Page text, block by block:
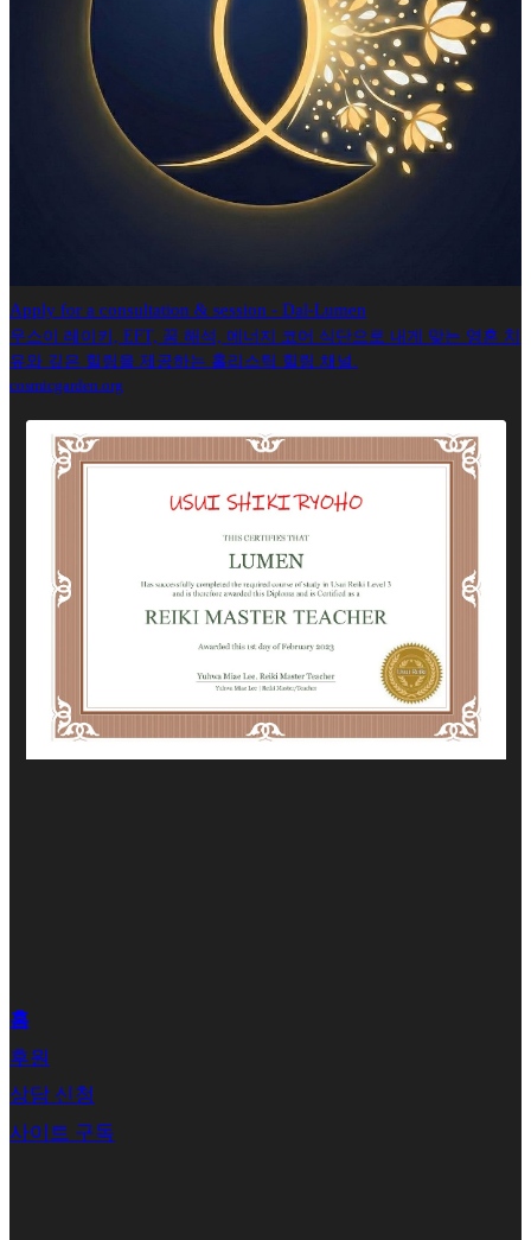
Apply for a consultation & session - Dal-Lumen
우스이 레이키, EFT, 꿈 해석, 에너지 코어 식단으로 내게 맞는 영혼 치
유와 깊은 힐링을 제공하는 홀리스틱 힐링 채널.
cosmicgarden.org
홈
후원
상담 신청
사이트 구독